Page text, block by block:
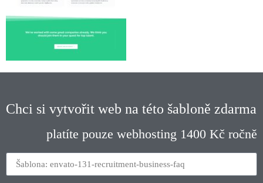
Chci si vytvořit web na této šabloně zdarma
platíte pouze webhosting 1400 Kč ročně